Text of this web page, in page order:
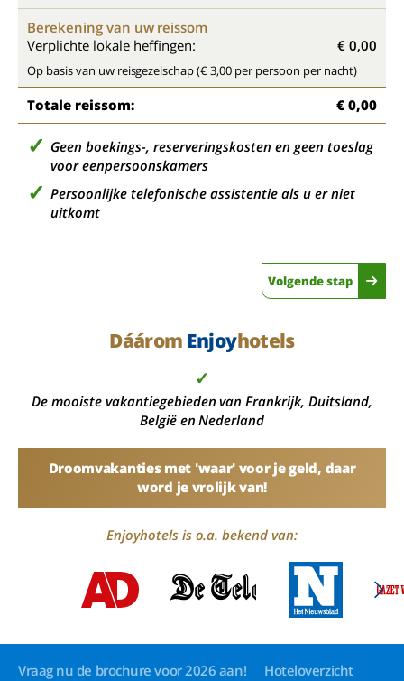
Berekening van uw reissom
Verplichte lokale heffingen:
€ 0,00
Op basis van uw reisgezelschap (€ 3,00 per persoon per nacht)
Totale reissom: € 0,00
Geen boekings-, reserveringskosten en geen toeslag
voor eenpersoonskamers
Persoonlijke telefonische assistentie als u er niet
uitkomt
Volgende stap
Dáárom Enjoyhotels
✓
De mooiste vakantiegebieden van Frankrijk, Duitsland,
België en Nederland
Droomvakanties met 'waar' voor je geld, daar
word je vrolijk van!
Enjoyhotels is o.a. bekend van:
Vraag nu de brochure voor 2026 aan!
Hoteloverzicht